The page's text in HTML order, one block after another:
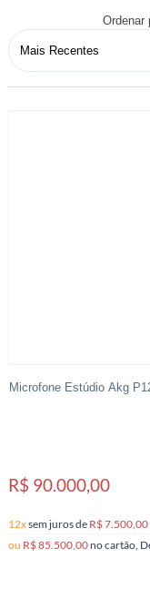
Ordenar
Microfone Estúdio Akg
R$ 90.000,00
12xsem jurosde R$ 7.500,00
ou R$ 85.500,00